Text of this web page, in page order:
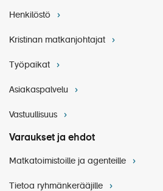
Henkilöstö
Kristinan matkanjohtajat
Työpaikat
Asiakaspalvelu
Vastuullisuus
Varaukset ja ehdot
Matkatoimistoille ja agenteille
Tietoa ryhmänkerääjille